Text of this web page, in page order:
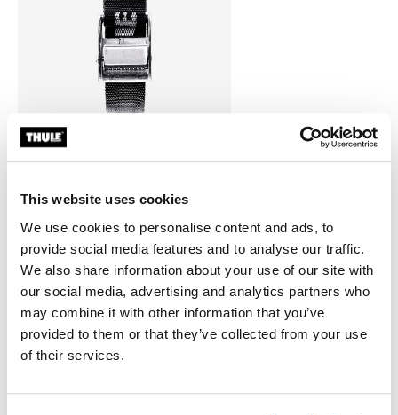
This website uses cookies
We use cookies to personalise content and ads, to
provide social media features and to analyse our traffic.
We also share information about your use of our site with
our social media, advertising and analytics partners who
may combine it with other information that you’ve
provided to them or that they’ve collected from your use
of their services.
correa para 2 paquetes de 600 cm
Toggle features
Todas las características
Especificaciones técnicas